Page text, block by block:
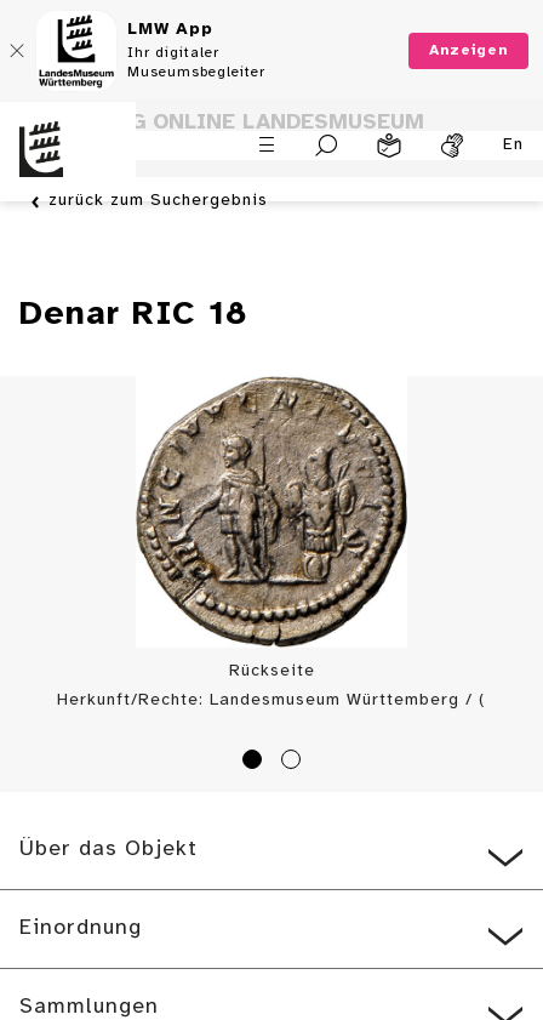
LMW App
Ihr digitaler
Museumsbegleiter
Anzeigen
En
SAMMLUNG ONLINE LANDESMUSEUM
WÜRTTEMBERG
zurück zum Suchergebnis
Denar RIC 18
Rückseite
Herkunft/Rechte: Landesmuseum Württemberg / (
Über das Objekt
Einordnung
Sammlungen